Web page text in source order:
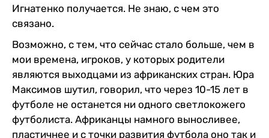
Игнатенко получается. Не знаю, с чем это
связано.
Возможно, с тем, что сейчас стало больше, чем в
мои времена, игроков, у которых родители
являются выходцами из африканских стран. Юра
Максимов шутил, говорил, что через 10-15 лет в
футболе не останется ни одного светлокожего
футболиста. Африканцы намного выносливее,
пластичнее и с точки развития футбола оно так и